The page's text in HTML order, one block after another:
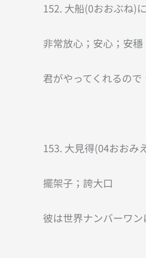
152. 大船(0おおぶね)
非常放心；安心；安
君がやってくれるの
153. 大見得(04おおみ
擺架子；誇大口
彼は世界ナンバーワ